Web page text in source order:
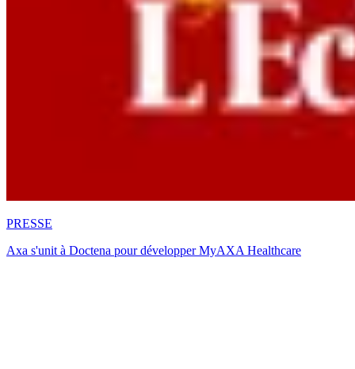
PRESSE
Axa s'unit à Doctena pour développer MyAXA Healthcare